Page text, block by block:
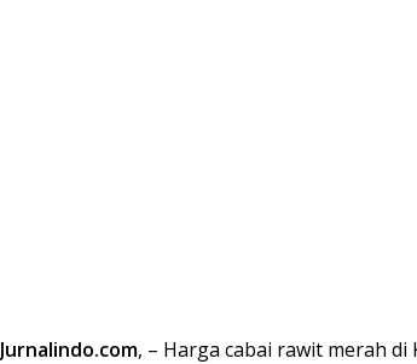
Jurnalindo.com, – Harga cabai rawit merah